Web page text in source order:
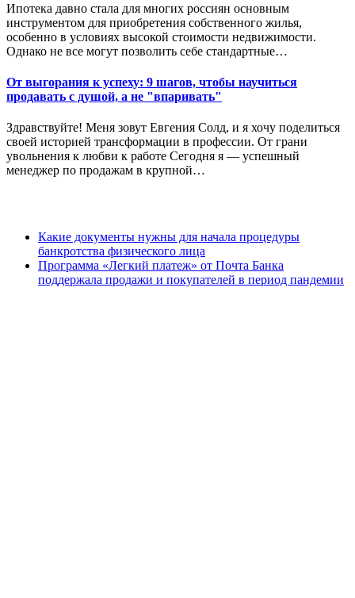
Ипотека давно стала для многих россиян основным
инструментом для приобретения собственного жилья,
особенно в условиях высокой стоимости недвижимости.
Однако не все могут позволить себе стандартные…
От выгорания к успеху: 9 шагов, чтобы научиться
продавать с душой, а не "впаривать"
Здравствуйте! Меня зовут Евгения Солд, и я хочу поделиться
своей историей трансформации в профессии. От грани
увольнения к любви к работе Сегодня я — успешный
менеджер по продажам в крупной…
Какие документы нужны для начала процедуры
банкротства физического лица
Программа «Легкий платеж» от Почта Банка
поддержала продажи и покупателей в период пандемии